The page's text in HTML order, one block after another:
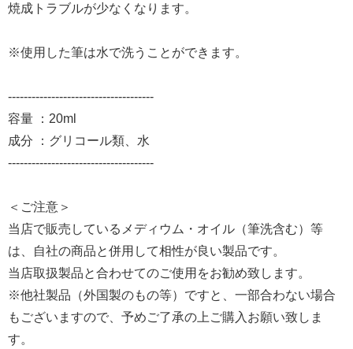
焼成トラブルが少なくなります。
※使用した筆は水で洗うことができます。
-------------------------------------
容量 ：20ml
成分 ：グリコール類、水
-------------------------------------
＜ご注意＞
当店で販売しているメディウム・オイル（筆洗含む）等
は、自社の商品と併用して相性が良い製品です。
当店取扱製品と合わせてのご使用をお勧め致します。
※他社製品（外国製のもの等）ですと、一部合わない場合
もございますので、予めご了承の上ご購入お願い致しま
す。